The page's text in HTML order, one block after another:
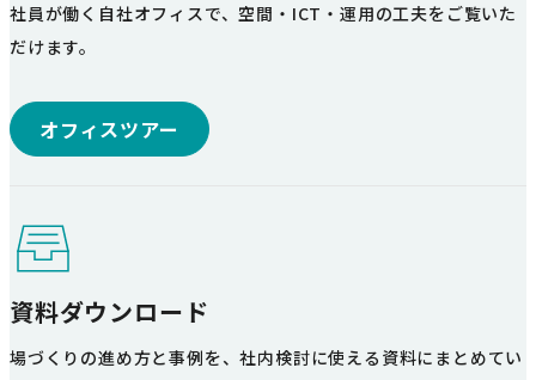
社員が働く自社オフィスで、空間・ICT・運用の工夫をご覧いた
だけます。
オフィスツアー
資料ダウンロード
場づくりの進め方と事例を、社内検討に使える資料にまとめてい